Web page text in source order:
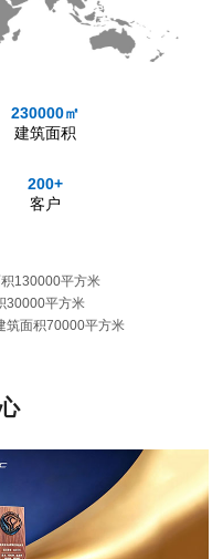
230000㎡
建筑面积
200+
客户
130000平方米
30000平方米
筑面积70000平方米